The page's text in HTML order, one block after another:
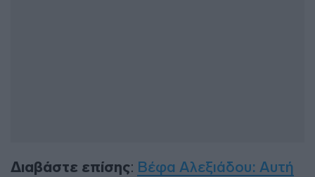
Διαβάστε επίσης: Βέφα Αλεξιάδου: Αυτή